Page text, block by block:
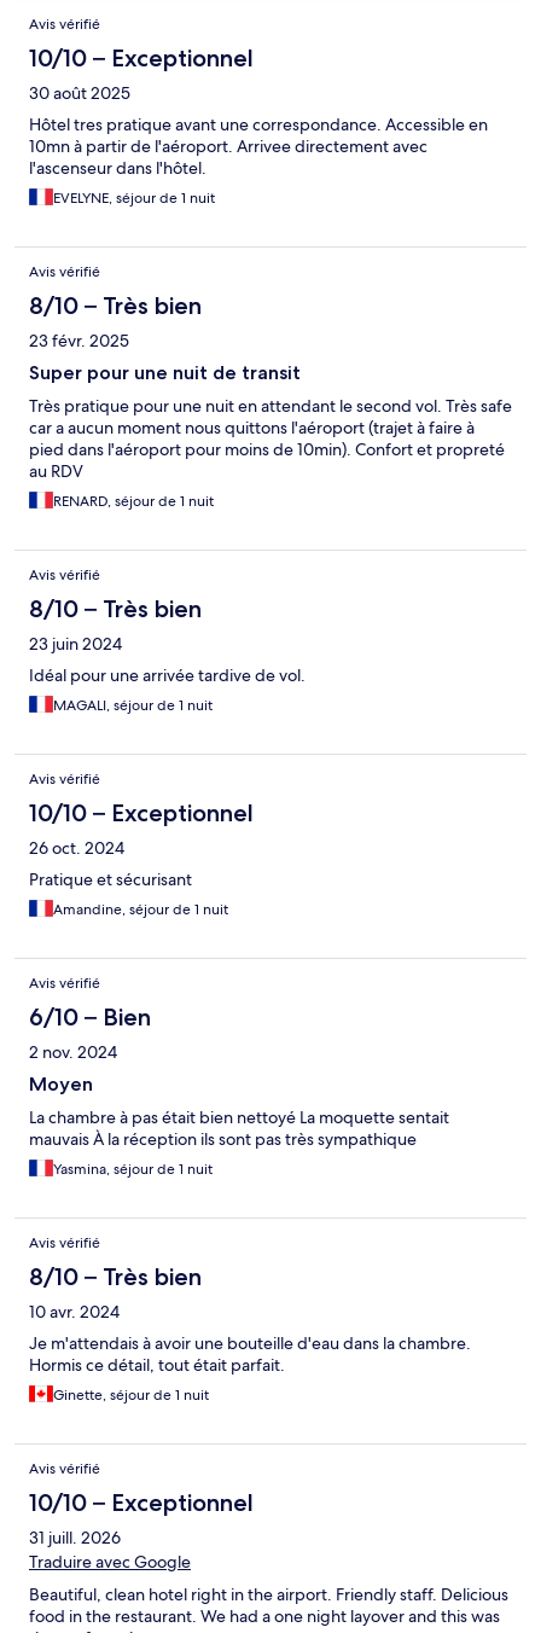
Avis vérifié
10/10 – Exceptionnel
30 août 2025
Hôtel tres pratique avant une correspondance. Accessible en
10mn à partir de l'aéroport. Arrivee directement avec
l'ascenseur dans l'hôtel.
EVELYNE, séjour de 1 nuit
Avis vérifié
8/10 – Très bien
23 févr. 2025
Super pour une nuit de transit
Très pratique pour une nuit en attendant le second vol. Très safe
car a aucun moment nous quittons l'aéroport (trajet à faire à
pied dans l'aéroport pour moins de 10min). Confort et propreté
au RDV
RENARD, séjour de 1 nuit
Avis vérifié
8/10 – Très bien
23 juin 2024
Idéal pour une arrivée tardive de vol.
MAGALI, séjour de 1 nuit
Avis vérifié
10/10 – Exceptionnel
26 oct. 2024
Pratique et sécurisant
Amandine, séjour de 1 nuit
Avis vérifié
6/10 – Bien
2 nov. 2024
Moyen
La chambre à pas était bien nettoyé La moquette sentait
mauvais À la réception ils sont pas très sympathique
Yasmina, séjour de 1 nuit
Avis vérifié
8/10 – Très bien
10 avr. 2024
Je m'attendais à avoir une bouteille d'eau dans la chambre.
Hormis ce détail, tout était parfait.
Ginette, séjour de 1 nuit
Avis vérifié
10/10 – Exceptionnel
31 juill. 2026
Traduire avec Google
Beautiful, clean hotel right in the airport. Friendly staff. Delicious
food in the restaurant. We had a one night layover and this was